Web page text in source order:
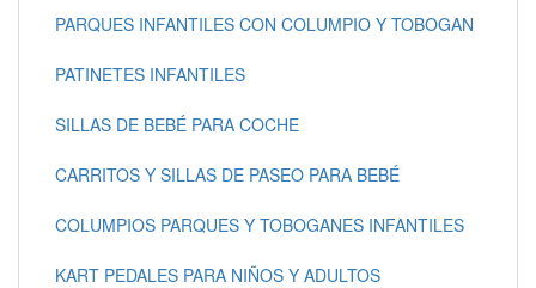
PARQUES INFANTILES CON COLUMPIO Y TOBOGAN
PATINETES INFANTILES
SILLAS DE BEBÉ PARA COCHE
CARRITOS Y SILLAS DE PASEO PARA BEBÉ
COLUMPIOS PARQUES Y TOBOGANES INFANTILES
KART PEDALES PARA NIÑOS Y ADULTOS